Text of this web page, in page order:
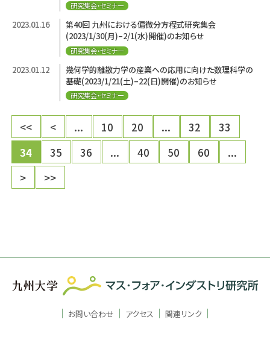
研究集会・セミナー
2023.01.16
第40回 九州における偏微分方程式研究集会
(2023/1/30(月)–2/1(水)開催)のお知らせ
研究集会・セミナー
2023.01.12
幾何学的離散力学の産業への応用に向けた数理科学の
基礎(2023/1/21(土)–22(日)開催)のお知らせ
研究集会・セミナー
<< < ... 10 20 ... 32
33
34
35 36 ... 40 50 60
...
>
>>
お問い合わせ アクセス 関連リンク